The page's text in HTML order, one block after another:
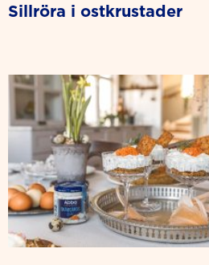
sillröra i ostkrustader